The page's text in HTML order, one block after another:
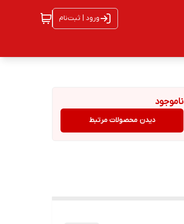
ورود | ثبت‌نام
ناموجود
دیدن محصولات مرتبط